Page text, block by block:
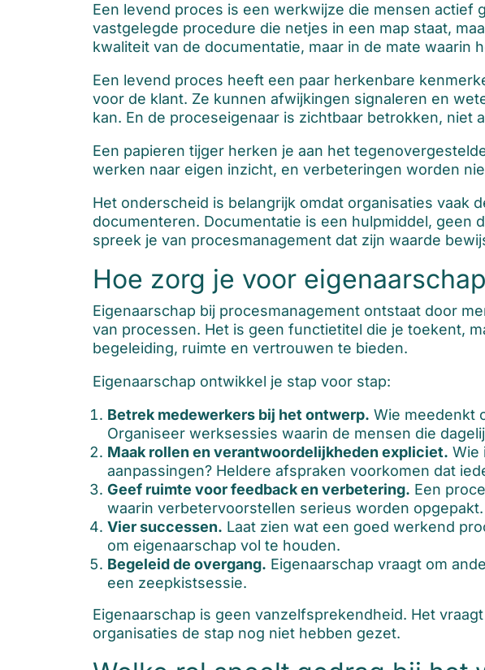
Een levend proces is een werkwijze die mensen
vastgelegde procedure die netjes in een map staat,
kwaliteit van de documentatie, maar in de mate waarin
Een levend proces heeft een paar herkenbare
voor de klant. Ze kunnen afwijkingen signaleren en
kan. En de proceseigenaar is zichtbaar betrokken, niet
Een papieren tijger herken je aan het
werken naar eigen inzicht, en verbeteringen worden
Het onderscheid is belangrijk omdat organisaties vaak
documenteren. Documentatie is een hulpmiddel, geen
spreek je van procesmanagement dat zijn waarde
Hoe zorg je voor
Eigenaarschap bij procesmanagement ontstaat door
van processen. Het is geen functietitel die je toekent,
begeleiding, ruimte en vertrouwen te bieden.
Eigenaarschap ontwikkel je stap voor stap:
Betrek medewerkers bij het ontwerp. Wie meedenkt
Organiseer werksessies waarin de mensen die
Maak rollen en verantwoordelijkheden expliciet. Wie
aanpassingen? Heldere afspraken voorkomen dat
Geef ruimte voor feedback en verbetering. Een
waarin verbetervoorstellen serieus worden opgepakt.
Vier successen. Laat zien wat een goed werkend
om eigenaarschap vol te houden.
Begeleid de overgang. Eigenaarschap vraagt om
een zeepkistsessie.
Eigenaarschap is geen vanzelfsprekendheid. Het
organisaties de stap nog niet hebben gezet.